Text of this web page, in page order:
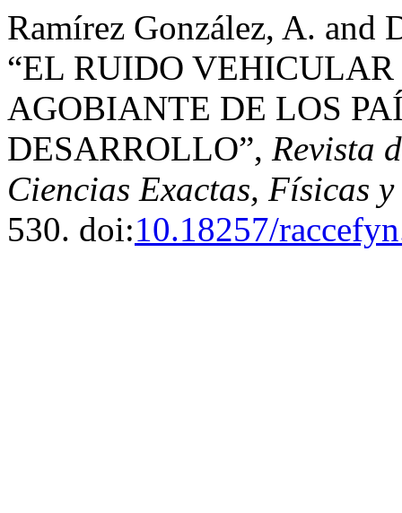
Ramírez González, A. and
“EL RUIDO
AGOBIANTE DE LOS
DESARROLLO”, Revista
Ciencias Exactas, Físicas
530. doi:10.18257/